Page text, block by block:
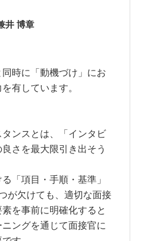
井 博章
時に「動機づけ」にお
有しています。
ンスとは、「インタビ
さを最大限引き出そう
「項目・手順・基準」
が欠けても、適切な面接
を事前に明確化すると
ングを通じて面接官に